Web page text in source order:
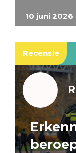
10 juni 2026
Recensie